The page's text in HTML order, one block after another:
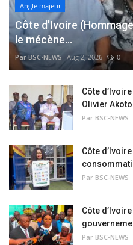
Angle majeur
Côte d’Ivoire
le mécène...
Par BSC-NEWS Aug 2, 2026 0
Côte
Olivier
Par BSC-NEWS
Côte
Par BSC-NEWS
Côte
Par BSC-NEWS